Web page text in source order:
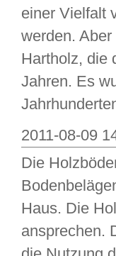
einer Vielfalt
werden.
Hartholz, die
Jahren. Es
2011-08-09
Die
Haus. Die
ansprechen.